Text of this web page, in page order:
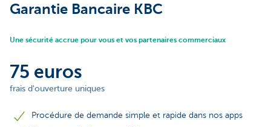
Garantie Bancaire KBC
Une sécurité accrue pour vous et vos partenaires commerciaux
75 euros
frais d'ouverture uniques
Procédure de demande simple et rapide dans nos apps